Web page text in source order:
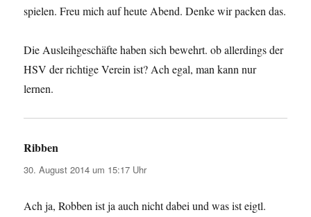
spielen. Freu mich auf heute Abend. Denke wir packen das.
Die Ausleihgeschäfte haben sich bewehrt. ob allerdings der
HSV der richtige Verein ist? Ach egal, man kann nur
lernen.
Ribben
30. August 2014 um 15:17 Uhr
Ach ja, Robben ist ja auch nicht dabei und was ist eigtl.